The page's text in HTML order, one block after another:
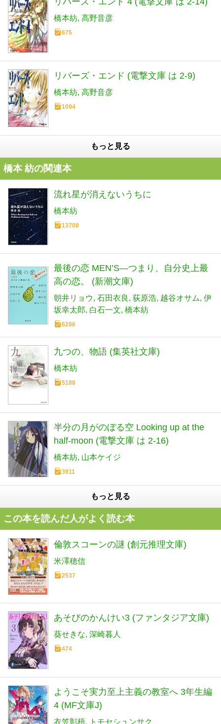
橋本紡 高野音彦
675
リバーズ・エンド (電撃文庫 は 2-9)
橋本紡 高野音彦
1094
もっと見る
橋本 紡の関連本
流れ星が消えないうちに
橋本紡
13708
最後の恋 MEN’S―つまり、自分史上最
高の恋。 (新潮文庫)
朝井リョウ 石田衣良 荻原浩 越谷オサム 伊
坂幸太郎 白石一文 橋本紡
6286
九つの、物語 (集英社文庫)
橋本紡
5188
半分の月がのぼる空 Looking up at the
half-moon (電撃文庫 は 2-16)
橋本紡 山本ケイジ
3911
もっと見る
この本を読んだ人がよく読む本
倫敦スコーンの謎 (創元推理文庫)
米澤穂信
2537
あそびのかんけい3 (ファンタジア文庫)
葵せきな 深崎暮人
474
ようこそ実力至上主義の教室へ 3年生編
4 (MF文庫J)
衣笠彰梧 トモセシュンサク